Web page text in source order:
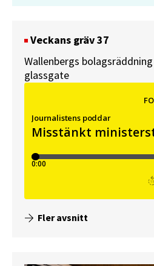
Veckans gräv 37
Wallenbergs
glassgate
Fler avsnitt